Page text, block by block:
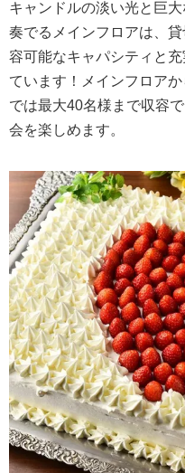
キャンドルの淡い光と巨
奏でるメインフロアは、
容可能なキャパシティと
ています！メインフロア
では最大40名様まで収容
会を楽しめます。